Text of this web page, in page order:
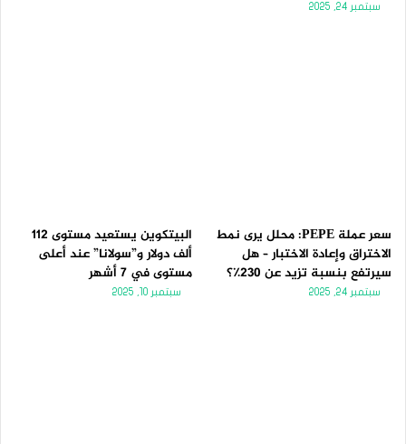
سبتمبر 24, 2025
سعر عملة PEPE: محلل يرى نمط
الاختراق وإعادة الاختبار – هل
سيرتفع بنسبة تزيد عن 230٪؟
سبتمبر 24, 2025
البيتكوين يستعيد مستوى 112
ألف دولار و”سولانا” عند أعلى
مستوى في 7 أشهر
سبتمبر 10, 2025